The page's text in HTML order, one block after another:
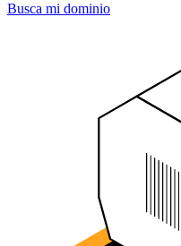
Busca mi dominio